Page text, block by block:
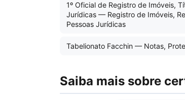
1º Oficial de Registro de Imóveis,
Jurídicas — Registro de Imóveis,
Pessoas Jurídicas
Tabelionato Facchin — Notas,
Saiba mais sobre